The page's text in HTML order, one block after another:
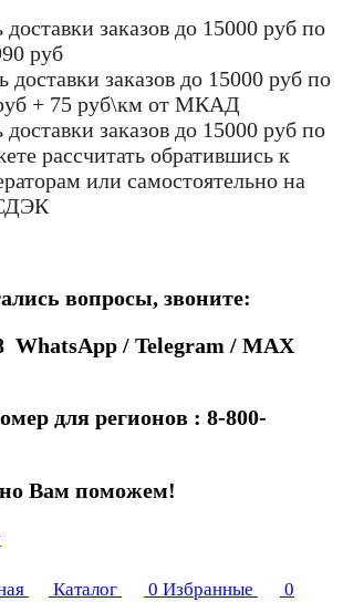
заказов до 15000 руб по
руб
доставки заказов до 15000 руб по
+ 75 руб\км от МКАД
заказов до 15000 руб по
рассчитать обратившись к
или самостоятельно на
вопросы, звоните:
WhatsApp / Telegram / MAX
для регионов : 8-800-
Вам поможем!
Каталог 0 Избранные
0